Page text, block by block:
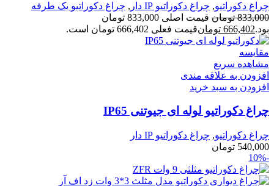
چراغ دکوراتیو, چراغ دکوراتیو IP دار , چراغ دکوراتیو یک طرفه
833,000 تومان
قیمت اصلی 833,000 تومان
بود.666,402 تومانقیمت فعلی 666,402 تومان است.
مقایسه
مشاهده سریع
افزودن به علاقه مندی
افزودن به سبد خرید
چراغ دکوراتیو لوله ای جیوتنی IP65
چراغ دکوراتیو, چراغ دکوراتیو IP دار
540,000 تومان
-10%